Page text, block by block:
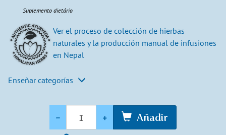
Suplemento dietário
Ver el proceso de colección de hierbas
naturales y la producción manual de infusiones
en Nepal​
Enseñar categorías
- + Añadir